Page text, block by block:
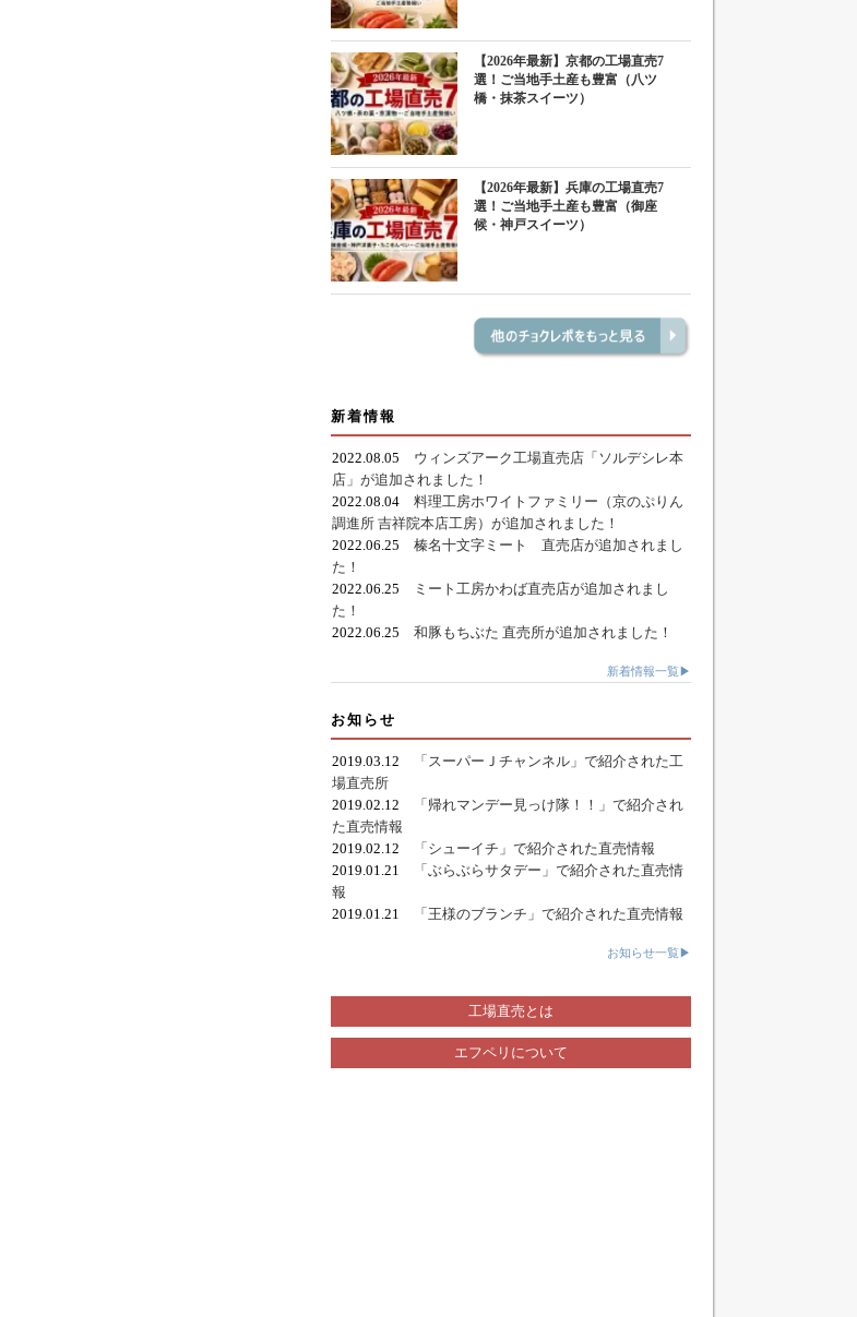
【2026年最新】京都の工場直売7
選！ご当地手土産も豊富（八ツ
橋・抹茶スイーツ）
【2026年最新】兵庫の工場直売7
選！ご当地手土産も豊富（御座
候・神戸スイーツ）
新着情報
2022.08.05 ウィンズアーク工場直売店「ソルデシレ本
店」が追加されました！
2022.08.04 料理工房ホワイトファミリー（京のぷりん
調進所 吉祥院本店工房）が追加されました！
2022.06.25 榛名十文字ミート 直売店が追加されまし
た！
2022.06.25
ミート工房かわば直売店が追加されまし
た！
2022.06.25 和豚もちぶた 直売所が追加されました！
新着情報一覧▶
お知らせ
2019.03.12
「スーパーＪチャンネル」で紹介された工
場直売所
2019.02.12
「帰れマンデー見っけ隊！！」で紹介され
た直売情報
2019.02.12
「シューイチ」で紹介された直売情報
2019.01.21
「ぶらぶらサタデー」で紹介された直売情
報
2019.01.21
「王様のブランチ」で紹介された直売情報
お知らせ一覧▶
工場直売とは
エフペリについて